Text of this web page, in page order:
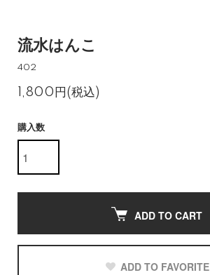
流水はんこ
402
1,800円(税込)
購入数
ADD TO CART
ADD TO FAVORITE